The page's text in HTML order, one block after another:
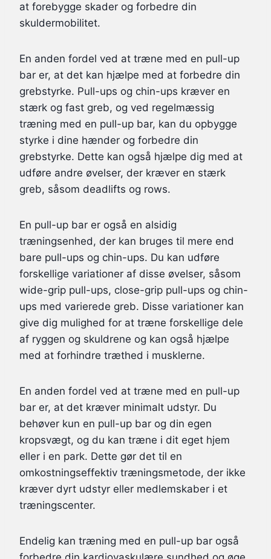
at forebygge skader og forbedre din
skuldermobilitet.
En anden fordel ved at træne med en pull-up
bar er, at det kan hjælpe med at forbedre din
grebstyrke. Pull-ups og chin-ups kræver en
stærk og fast greb, og ved regelmæssig
træning med en pull-up bar, kan du opbygge
styrke i dine hænder og forbedre din
grebstyrke. Dette kan også hjælpe dig med at
udføre andre øvelser, der kræver en stærk
greb, såsom deadlifts og rows.
En pull-up bar er også en alsidig
træningsenhed, der kan bruges til mere end
bare pull-ups og chin-ups. Du kan udføre
forskellige variationer af disse øvelser, såsom
wide-grip pull-ups, close-grip pull-ups og chin-
ups med varierede greb. Disse variationer kan
give dig mulighed for at træne forskellige dele
af ryggen og skuldrene og kan også hjælpe
med at forhindre træthed i musklerne.
En anden fordel ved at træne med en pull-up
bar er, at det kræver minimalt udstyr. Du
behøver kun en pull-up bar og din egen
kropsvægt, og du kan træne i dit eget hjem
eller i en park. Dette gør det til en
omkostningseffektiv træningsmetode, der ikke
kræver dyrt udstyr eller medlemskaber i et
træningscenter.
Endelig kan træning med en pull-up bar også